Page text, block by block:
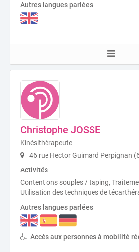
Autres langues parlées
Christophe JOSSE
Kinésithérapeute
46 rue Hector Guimard Perpignan
Activités
Contentions souples / taping,
Utilisation des techniques de
Autres langues parlées
Accès aux personnes à mobilité